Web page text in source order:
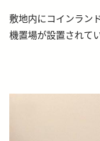
敷地内にコインラン
機置場が設置されて